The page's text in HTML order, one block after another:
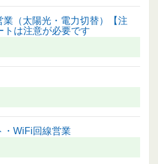
（太陽光・電力切替）【注
トは注意が必要です
・WiFi回線営業